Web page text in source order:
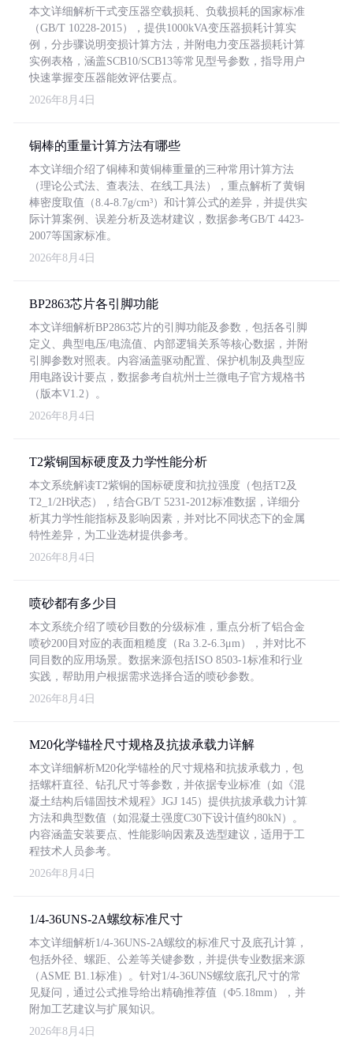
本文详细解析干式变压器空载损耗、负载损耗的国家标准
（GB/T 10228-2015），提供1000kVA变压器损耗计算实
例，分步骤说明变损计算方法，并附电力变压器损耗计算
实例表格，涵盖SCB10/SCB13等常见型号参数，指导用户
快速掌握变压器能效评估要点。
2026年8月4日
铜棒的重量计算方法有哪些
本文详细介绍了铜棒和黄铜棒重量的三种常用计算方法
（理论公式法、查表法、在线工具法），重点解析了黄铜
棒密度取值（8.4-8.7g/cm³）和计算公式的差异，并提供实
际计算案例、误差分析及选材建议，数据参考GB/T 4423-
2007等国家标准。
2026年8月4日
BP2863芯片各引脚功能
本文详细解析BP2863芯片的引脚功能及参数，包括各引脚
定义、典型电压/电流值、内部逻辑关系等核心数据，并附
引脚参数对照表。内容涵盖驱动配置、保护机制及典型应
用电路设计要点，数据参考自杭州士兰微电子官方规格书
（版本V1.2）。
2026年8月4日
T2紫铜国标硬度及力学性能分析
本文系统解读T2紫铜的国标硬度和抗拉强度（包括T2及
T2_1/2H状态），结合GB/T 5231-2012标准数据，详细分
析其力学性能指标及影响因素，并对比不同状态下的金属
特性差异，为工业选材提供参考。
2026年8月4日
喷砂都有多少目
本文系统介绍了喷砂目数的分级标准，重点分析了铝合金
喷砂200目对应的表面粗糙度（Ra 3.2-6.3μm），并对比不
同目数的应用场景。数据来源包括ISO 8503-1标准和行业
实践，帮助用户根据需求选择合适的喷砂参数。
2026年8月4日
M20化学锚栓尺寸规格及抗拔承载力详解
本文详细解析M20化学锚栓的尺寸规格和抗拔承载力，包
括螺杆直径、钻孔尺寸等参数，并依据专业标准（如《混
凝土结构后锚固技术规程》JGJ 145）提供抗拔承载力计算
方法和典型数值（如混凝土强度C30下设计值约80kN）。
内容涵盖安装要点、性能影响因素及选型建议，适用于工
程技术人员参考。
2026年8月4日
1/4-36UNS-2A螺纹标准尺寸
本文详细解析1/4-36UNS-2A螺纹的标准尺寸及底孔计算，
包括外径、螺距、公差等关键参数，并提供专业数据来源
（ASME B1.1标准）。针对1/4-36UNS螺纹底孔尺寸的常
见疑问，通过公式推导给出精确推荐值（Φ5.18mm），并
附加工艺建议与扩展知识。
2026年8月4日